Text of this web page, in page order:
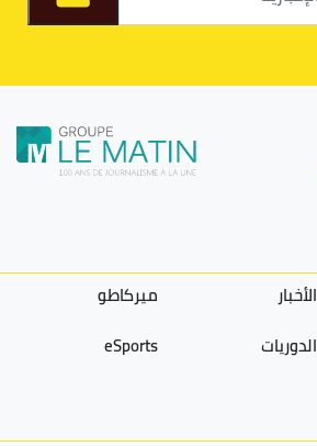
الأخبار
ميركاطو
الدوريات eSports